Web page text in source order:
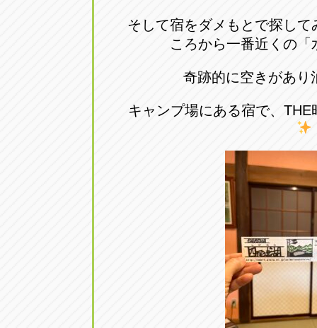
そして宿をダメもとで探して
ころから一番近くの
奇跡的に空きがあり
キャンプ場にある宿で、